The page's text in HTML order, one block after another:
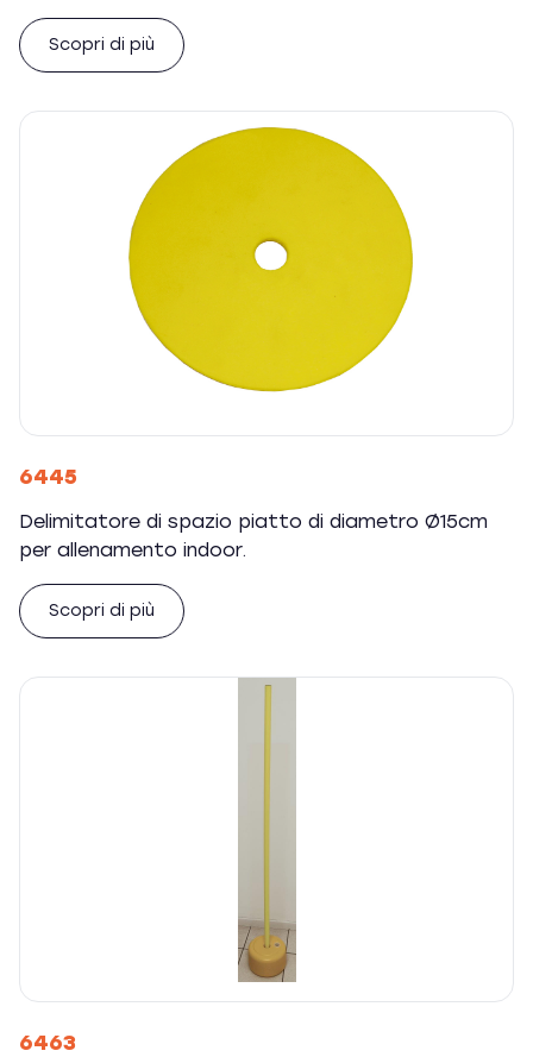
Scopri di più
6445
Delimitatore di spazio piatto di diametro Ø15cm
per allenamento indoor.
Scopri di più
6463